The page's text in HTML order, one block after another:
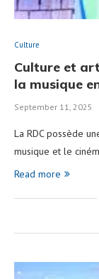
Culture
Culture et
la musique
September 11, 2025
La RDC possède
musique et le
Read more